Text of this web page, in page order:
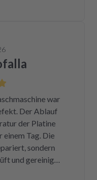
läuft wieder! Ein
danke. Wilk gar
Mieltechniker
repartly
gut zu wissen,
Werden wir
war
Der Ablauf
der Platine
Tag. Die
sondern
und gereinigt.